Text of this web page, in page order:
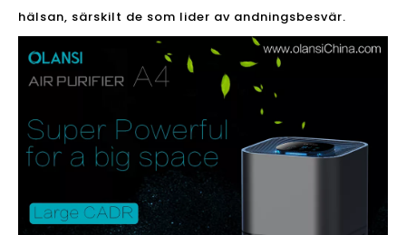
hälsan, särskilt de som lider av andningsbesvär.